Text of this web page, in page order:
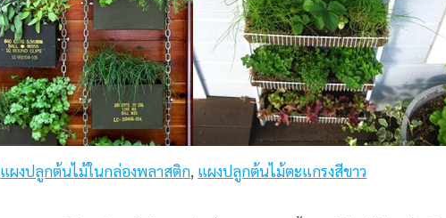
แผงปลูกต้นไม้ในกล่องพลาสติก, แผงปลูกต้นไม้ตะแกรงสีขาว